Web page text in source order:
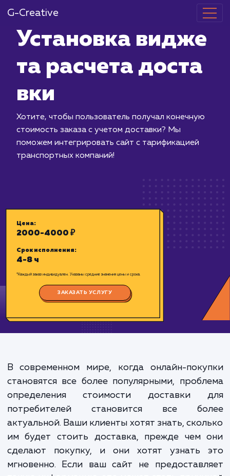
G-Creative
Установка
та расчета
вки
Хотите, чтобы пользователь
2000-4000 ₽
*Каждый заказ индивидуален. Указаны средние значения цены и срока.
ЗАКАЗАТЬ УСЛУГУ
В современном мире, когда онлайн-
становятся все более популярными,
определения стоимости доставки
потребителей становится все
актуальной. Ваши клиенты хотят знать,